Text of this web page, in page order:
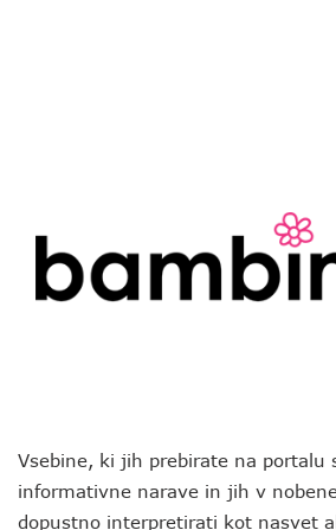
Vsebine, ki jih prebirate na portalu
informativne narave in jih v
dopustno interpretirati kot nasvet